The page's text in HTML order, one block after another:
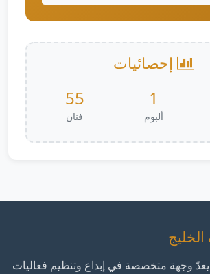
إحصائيات
1
ألبوم
55
فنان
يعدّ وجهة متخصصة في إبداع وتنظيم فعاليات